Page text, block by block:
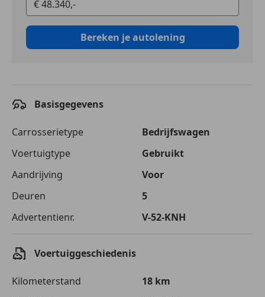
Bereken je autolening
Basisgegevens
Carrosserietype
Bedrijfswagen
Voertuigtype
Gebruikt
Aandrijving
Voor
Deuren
5
Advertentienr.
V-52-KNH
Voertuiggeschiedenis
Kilometerstand
18 km